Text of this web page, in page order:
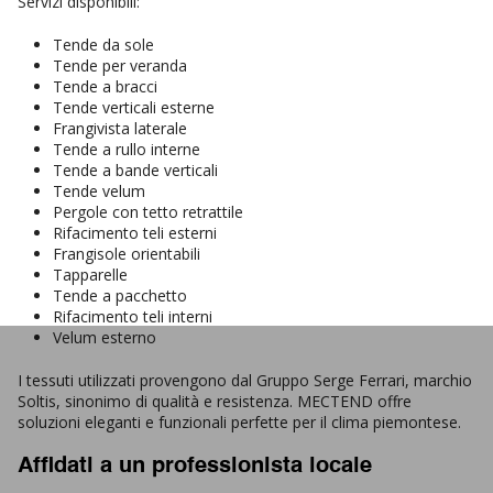
Tende da sole
Tende per veranda
Tende a bracci
Tende verticali esterne
Frangivista laterale
Tende a rullo interne
Tende a bande verticali
Tende velum
Pergole con tetto retrattile
Rifacimento teli esterni
Frangisole orientabili
Tapparelle
Tende a pacchetto
Rifacimento teli interni
Velum esterno
I tessuti utilizzati provengono dal Gruppo Serge Ferrari, marchio
Soltis, sinonimo di qualità e resistenza. MECTEND offre
soluzioni eleganti e funzionali perfette per il clima piemontese.
Affidati a un professionista locale